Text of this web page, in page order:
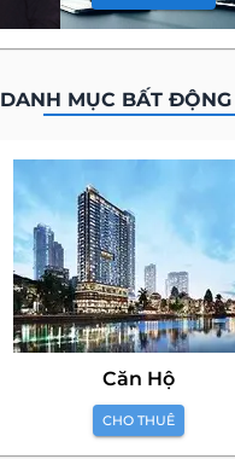
DANH MỤC BẤT ĐỘNG
Căn Hộ
CHO THUÊ